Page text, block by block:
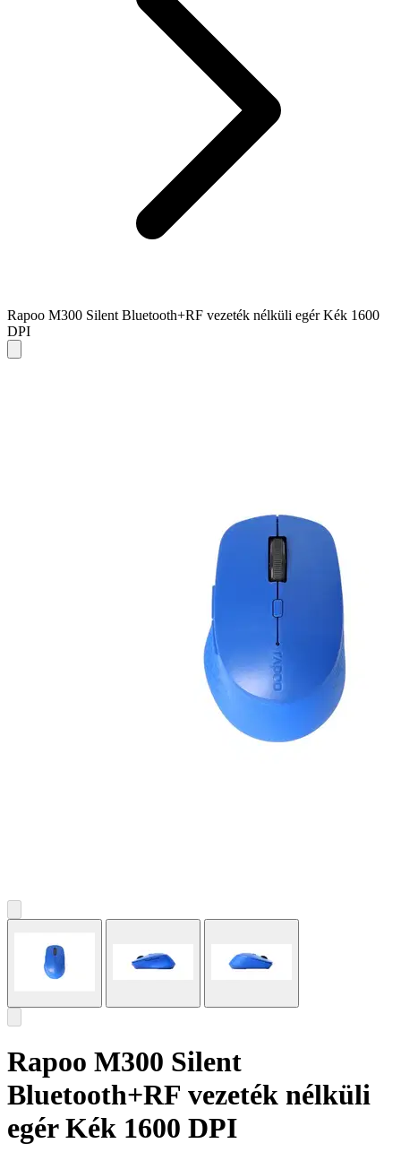
Rapoo M300 Silent Bluetooth+RF vezeték nélküli egér Kék 1600
DPI
Rapoo M300 Silent
Bluetooth+RF vezeték nélküli
egér Kék 1600 DPI